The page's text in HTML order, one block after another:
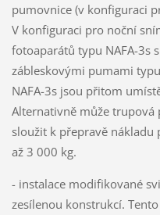
pumovnice (v konfiguraci
V konfiguraci pro noční
fotoaparátů typu NAFA-3s
zábleskovými pumami
NAFA-3s jsou přitom
Alternativně může
sloužit k přepravě
až 3 000 kg.
- instalace modifikované
zesílenou konstrukcí.